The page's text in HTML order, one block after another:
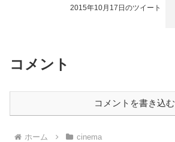
2015年10月17日のツイート
コメント
コメントを書き込む
ホーム cinema